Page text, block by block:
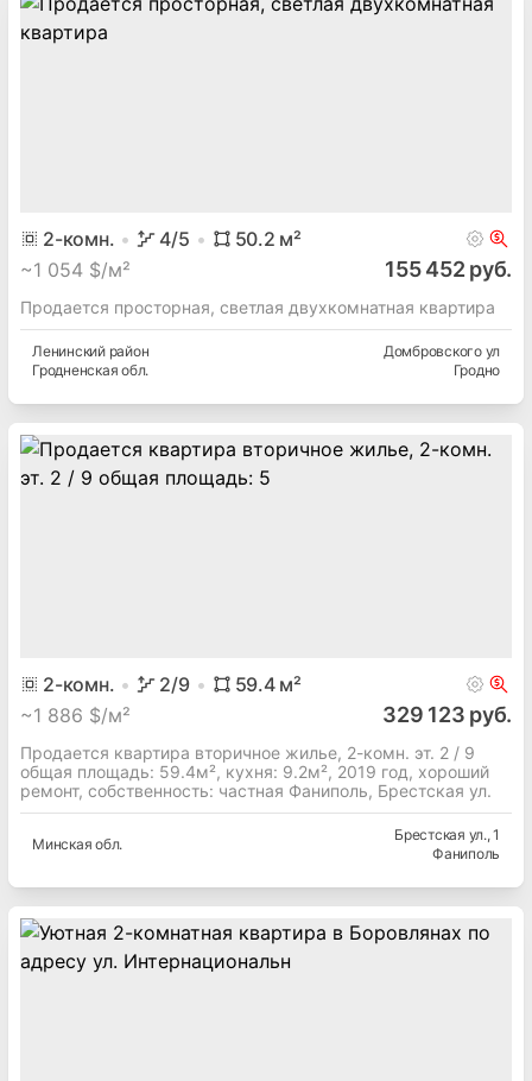
2-комн. 4/5 50.2 м²
~1 054 $/м² 155 452 руб.
Продается просторная, светлая двухкомнатная квартира
Ленинскийрайон
Гродненская обл.
Домбровского ул
Гродно
2-комн. 2/9 59.4м²
~1 886 $/м² 329 123 руб.
Продается квартира вторичное жилье, 2-комн. эт. 2 / 9
общая площадь: 59.4м², кухня: 9.2м², 2019 год, хороший
ремонт, собственность: частная Фаниполь, Брестская ул.
Минская обл.
Брестская ул., 1
Фаниполь